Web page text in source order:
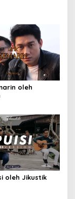
oleh
oleh Jikustik